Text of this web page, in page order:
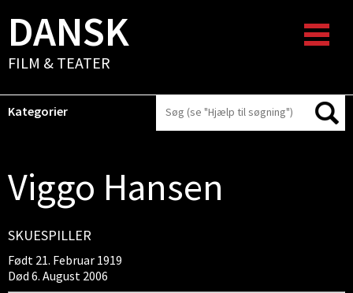
DANSK
FILM & TEATER
Kategorier
Viggo Hansen
SKUESPILLER
Født 21. Februar 1919
Død 6. August 2006